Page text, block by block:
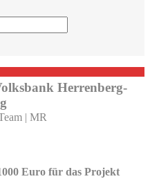
Herrenberg-
| MR
Euro für das Projekt